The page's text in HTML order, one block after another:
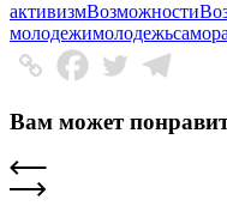
активизмВозможности
молодежимолодежь
Вам может